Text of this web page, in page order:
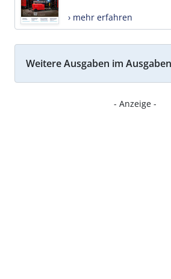
› mehr erfahren
Weitere Ausgaben im
- Anzeige -